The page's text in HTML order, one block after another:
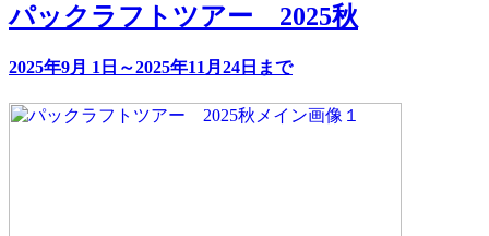
パックラフトツアー 2025秋
2025年9月 1日～2025年11月24日まで